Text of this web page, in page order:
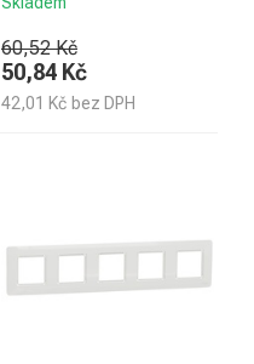
60,52 Kč
50,84 Kč
42,01 Kč bez DPH